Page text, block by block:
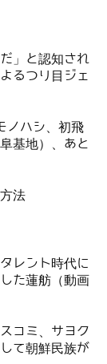
」と認知され
るつり目ジェ
ノハシ、初飛
基地）、あと
法
レント時代に
た蓮舫（動画
コミ、サヨク
て朝鮮民族が